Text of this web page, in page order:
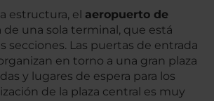
estructura, el aeropuerto de
de una sola terminal, que está
secciones. Las puertas de entrada
en torno a una gran plaza
y lugares de espera para los
de la plaza central es muy